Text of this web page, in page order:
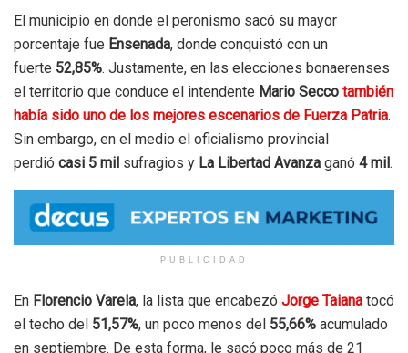
El municipio en donde el peronismo sacó su mayor
porcentaje fue Ensenada, donde conquistó con un
fuerte 52,85%. Justamente, en las elecciones bonaerenses
el territorio que conduce el intendente Mario Secco también
había sido uno de los mejores escenarios de Fuerza Patria.
Sin embargo, en el medio el oficialismo provincial
perdió casi 5 mil sufragios y La Libertad Avanza ganó 4 mil .
PUBLICIDAD
En Florencio Varela, la lista que encabezó Jorge Taiana tocó
el techo del 51,57%, un poco menos del 55,66% acumulado
en septiembre. De esta forma, le sacó poco más de 21